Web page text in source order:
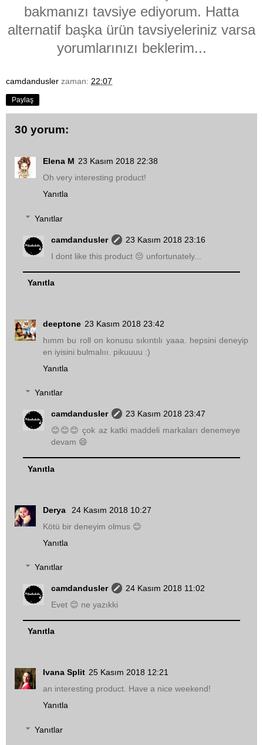
bakmanızı tavsiye ediyorum. Hatta
alternatif başka ürün tavsiyeleriniz varsa
yorumlarınızı beklerim...
camdandusler zaman: 22:07
Paylaş
30 yorum:
Elena M 23 Kasım 2018 22:38
Oh very interesting product!
Yanıtla
Yanıtlar
camdandusler
23 Kasım 2018 23:16
I dont like this product 😔 unfortunately...
Yanıtla
deeptone 23 Kasım 2018 23:42
hımm bu roll on konusu sıkıntılı yaaa. hepsini deneyip
en iyisini bulmalııı. pikuuuu :)
Yanıtla
Yanıtlar
camdandusler
23 Kasım 2018 23:47
😊😊😊 çok az katki maddeli markaları denemeye
devam 😄
Yanıtla
Derya
24 Kasım 2018 10:27
Kötü bir deneyim olmus 😊
Yanıtla
Yanıtlar
camdandusler
24 Kasım 2018 11:02
Evet 😊 ne yazıkki
Yanıtla
Ivana Split 25 Kasım 2018 12:21
an interesting product. Have a nice weekend!
Yanıtla
Yanıtlar